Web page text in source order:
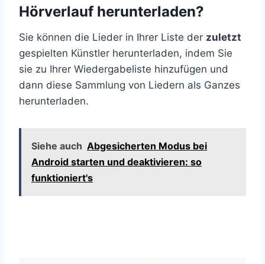
Hörverlauf herunterladen?
Sie können die Lieder in Ihrer Liste der zuletzt
gespielten Künstler herunterladen, indem Sie
sie zu Ihrer Wiedergabeliste hinzufügen und
dann diese Sammlung von Liedern als Ganzes
herunterladen.
Siehe auch Abgesicherten Modus bei
Android starten und deaktivieren: so
funktioniert's